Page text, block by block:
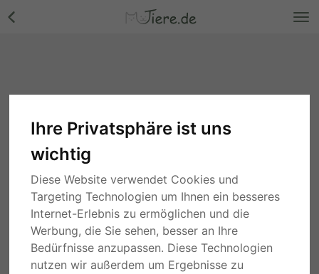
Ihre Privatsphäre ist uns
wichtig
Diese Website verwendet Cookies und
Targeting Technologien um Ihnen ein besseres
Internet-Erlebnis zu ermöglichen und die
Werbung, die Sie sehen, besser an Ihre
Bedürfnisse anzupassen. Diese Technologien
nutzen wir außerdem um Ergebnisse zu